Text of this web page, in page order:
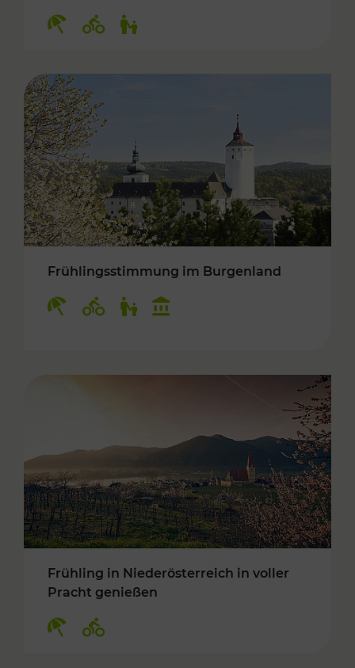
Frühlingsstimmung im Burgenland
Frühling in Niederösterreich in voller
Pracht genießen